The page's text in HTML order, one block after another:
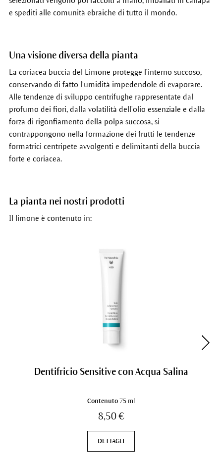
e spediti alle comunità ebraiche di tutto il mondo.
Una visione diversa della pianta
La coriacea buccia del Limone protegge l’interno succoso,
conservando di fatto l’umidità impedendole di evaporare.
Alle tendenze di sviluppo centrifughe rappresentate dal
profumo dei fiori, dalla volatilità dell’olio essenziale e dalla
forza di rigonfiamento della polpa succosa, si
contrappongono nella formazione dei frutti le tendenze
formatrici centripete avvolgenti e delimitanti della buccia
forte e coriacea.
La pianta nei nostri prodotti
Il limone è contenuto in:
Dentifricio Sensitive con Acqua Salina
Contenuto 75 ml
8,50 €
DETTAGLI